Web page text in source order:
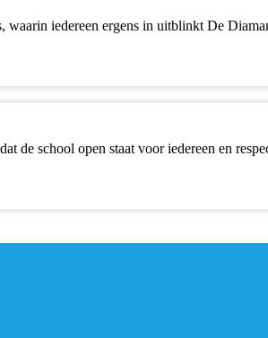
waarin iedereen ergens in uitblinkt De
de school open staat voor iedereen en